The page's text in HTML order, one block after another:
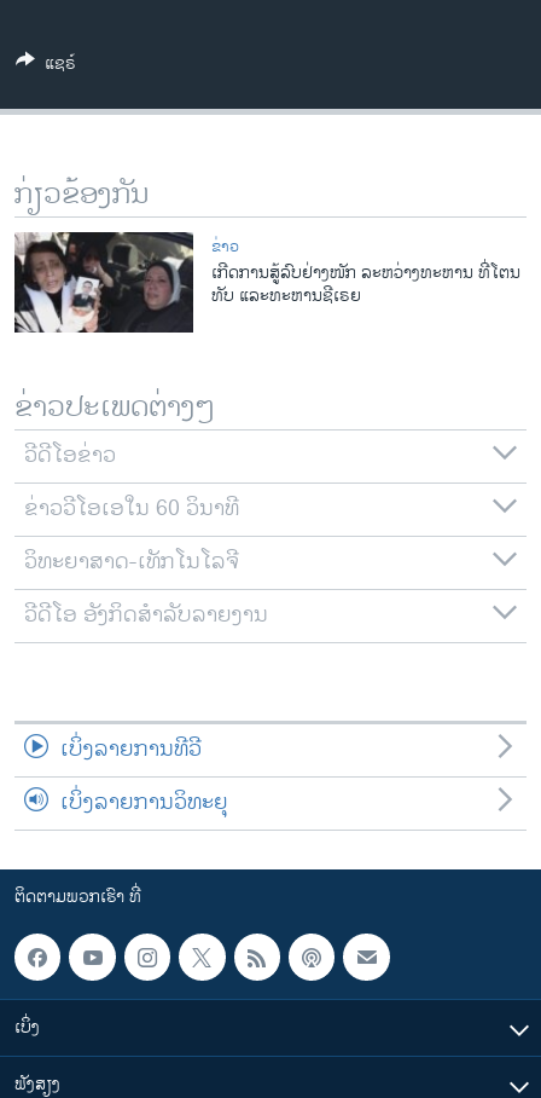
ທຸລະກິດ
ພາສາອັງກິດ
ສຽງ
ລາຍການກະຈາຍສຽງ
ລາຍງານ
ຕິດຕາມພວກເຮົາ ທີ່
ພາສາຕ່າງໆ
ແຊຣ໌
ກ່ຽວຂ້ອງກັນ
ຂ່າວ
ເກີດການສູ້ລົບຢ່າງໜັກ ລະຫວ່າງທະຫານ ທີ່ໂຕນ
ທັບ ແລະທະຫານຊີເຣຍ
ຂ່າວປະເພດຕ່າງໆ
ວີດີໂອຂ່າວ
ຂ່າວວີໂອເອໃນ 60 ວິນາທີ
ວິທະຍາສາດ-ເທັກໂນໂລຈີ
ວີດີໂອ ອັງກິດສຳລັບລາຍງານ
ເບິ່ງລາຍການທີວີ
ເບິ່ງລາຍການວິທະຍຸ
ຕິດຕາມພວກເຮົາ ທີ່
ເບິ່ງ
ຟັງສຽງ